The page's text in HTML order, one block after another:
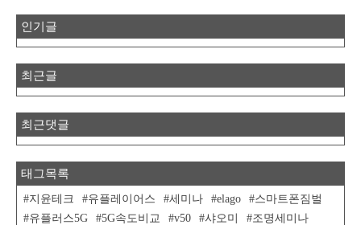
인기글
최근글
최근댓글
태그목록
지윤테크 유플레이어스 세미나 elago
스마트폰짐벌
유플러스5G
5G속도비교 v50 샤오미
조명세미나